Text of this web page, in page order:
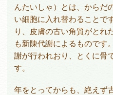
んたいしゃ）とは、からだ
い細胞に入れ替わることで
り、皮膚の古い角質がとれ
も新陳代謝によるものです
謝が行われおり、とくに骨
す。
年をとってからも、絶えず